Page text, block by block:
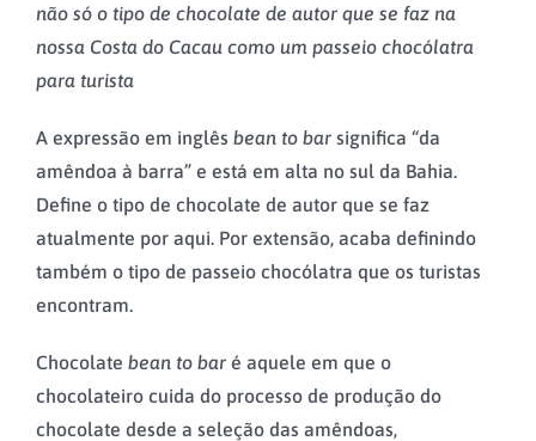
não só o tipo de chocolate de autor que se faz na
nossa Costa do Cacau como um passeio chocólatra
para turista
A expressão em inglês bean to bar significa “da
amêndoa à barra” e está em alta no sul da Bahia.
Define o tipo de chocolate de autor que se faz
atualmente por aqui. Por extensão, acaba definindo
também o tipo de passeio chocólatra que os turistas
encontram.
Chocolate bean to bar é aquele em que o
chocolateiro cuida do processo de produção do
chocolate desde a seleção das amêndoas,